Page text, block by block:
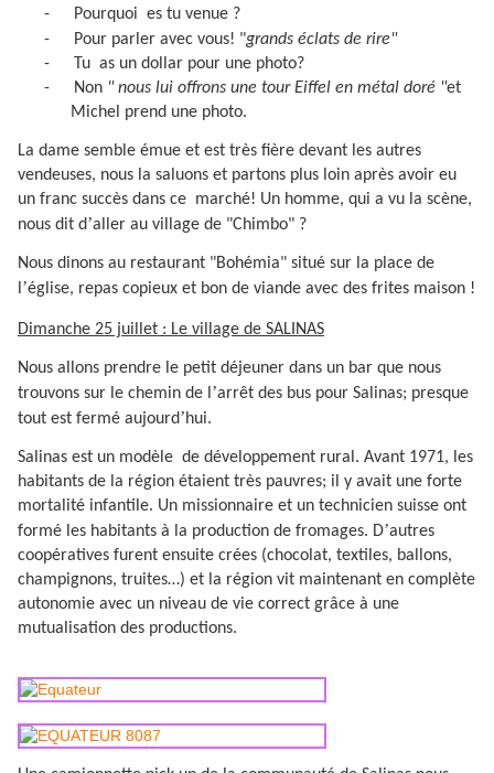
-
Pourquoi es tu venue ?
-
Pour parler avec vous! "grands éclats de rire"
-
Tu as un dollar pour une photo?
-
Non " nous lui offrons une tour Eiffel en métal doré "et
Michel prend une photo.
La dame semble émue et est très fière devant les autres
vendeuses, nous la saluons et partons plus loin après avoir eu
un franc succès dans ce marché! Un homme, qui a vu la scène,
nous dit d’aller au village de "Chimbo" ?
Nous dinons au restaurant "Bohémia" situé sur la place de
l’église, repas copieux et bon de viande avec des frites maison !
Dimanche 25 juillet : Le village de SALINAS
Nous allons prendre le petit déjeuner dans un bar que nous
trouvons sur le chemin de l ’arrêt des bus pour Salinas; presque
tout est fermé aujourd’hui.
Salinas est un modèle de développement rural. Avant 1971, les
habitants de la région étaient très pauvres; il y avait une forte
mortalité infantile. Un missionnaire et un technicien suisse ont
formé les habitants à la production de fromages. D’autres
coopératives furent ensuite crées (chocolat, textiles, ballons,
champignons, truites…) et la région vit maintenant en complète
autonomie avec un niveau de vie correct grâce à une
mutualisation des productions.